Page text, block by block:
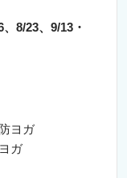
、8/23、9/13・
ヨガ
ガ